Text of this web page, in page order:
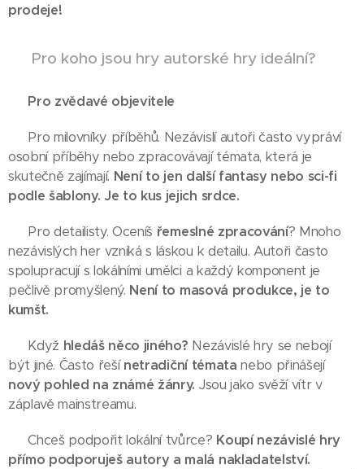
prodeje!
👨‍👩‍👧‍👦 Pro koho jsou hry autorské hry ideální?
Pro zvědavé objevitele
✅ Pro milovníky příběhů. Nezávislí autoři často vypráví
osobní příběhy nebo zpracovávají témata, která je
skutečně zajímají. Není to jen další fantasy nebo sci-fi
podle šablony. Je to kus jejich srdce.
✅ Pro detailisty. Oceníš řemeslné zpracování? Mnoho
nezávislých her vzniká s láskou k detailu. Autoři často
spolupracují s lokálními umělci a každý komponent je
pečlivě promyšlený. Není to masová produkce, je to
kumšt.
✅ Když hledáš něco jiného? Nezávislé hry se nebojí
být jiné. Často řešínetradiční témata nebo přinášejí
nový pohled na známé žánry. Jsou jako svěží vítr v
záplavě mainstreamu.
✅ Chceš podpořit lokální tvůrce? Koupí nezávislé hry
přímo podporuješ autory a malá nakladatelství.